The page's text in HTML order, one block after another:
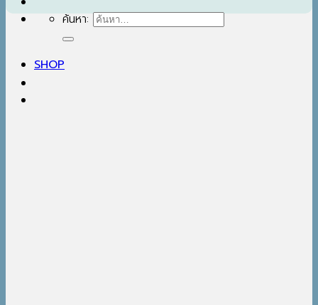
ค้นหา:
SHOP